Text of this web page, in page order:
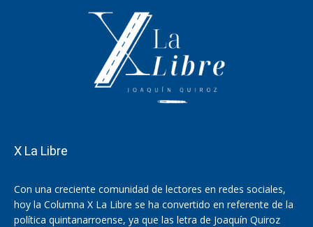
X La Libre
Con una creciente comunidad de lectores en redes sociales,
hoy la Columna X La Libre se ha convertido en referente de la
política quintanarroense, ya que las letra de Joaquín Quiroz